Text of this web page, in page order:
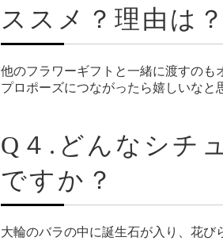
ススメ？理由は？
他のフラワーギフトと一緒に渡すの
プロポーズにつながったら嬉しいなと
Q４.どんなシチ
ですか？
大輪のバラの中に誕生石が入り、花び